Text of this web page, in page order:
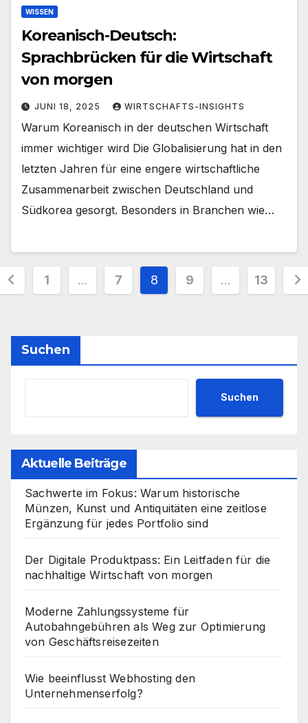
WISSEN
Koreanisch-Deutsch:
Sprachbrücken für die Wirtschaft
von morgen
JUNI 18, 2025 WIRTSCHAFTS-INSIGHTS
Warum Koreanisch in der deutschen Wirtschaft
immer wichtiger wird Die Globalisierung hat in den
letzten Jahren für eine engere wirtschaftliche
Zusammenarbeit zwischen Deutschland und
Südkorea gesorgt. Besonders in Branchen wie…
1 … 7 8 9 … 13
Suchen
Suchen
Aktuelle Beiträge
Sachwerte im Fokus: Warum historische
Münzen, Kunst und Antiquitäten eine zeitlose
Ergänzung für jedes Portfolio sind
Der Digitale Produktpass: Ein Leitfaden für die
nachhaltige Wirtschaft von morgen
Moderne Zahlungssysteme für
Autobahngebühren als Weg zur Optimierung
von Geschäftsreisezeiten
Wie beeinflusst Webhosting den
Unternehmenserfolg?